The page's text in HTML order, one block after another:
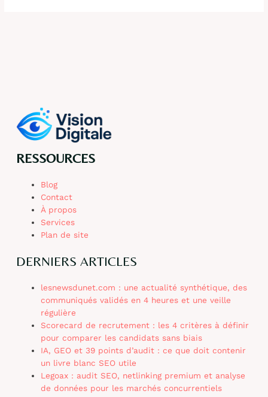
RESSOURCES
Blog
Contact
À propos
Services
Plan de site
DERNIERS ARTICLES
lesnewsdunet.com : une actualité synthétique, des
communiqués validés en 4 heures et une veille
régulière
Scorecard de recrutement : les 4 critères à définir
pour comparer les candidats sans biais
IA, GEO et 39 points d’audit : ce que doit contenir
un livre blanc SEO utile
Legoax : audit SEO, netlinking premium et analyse
de données pour les marchés concurrentiels